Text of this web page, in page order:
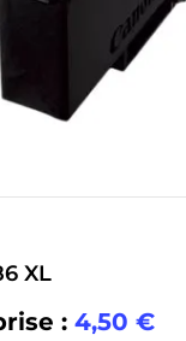
XL
: 4,50 €